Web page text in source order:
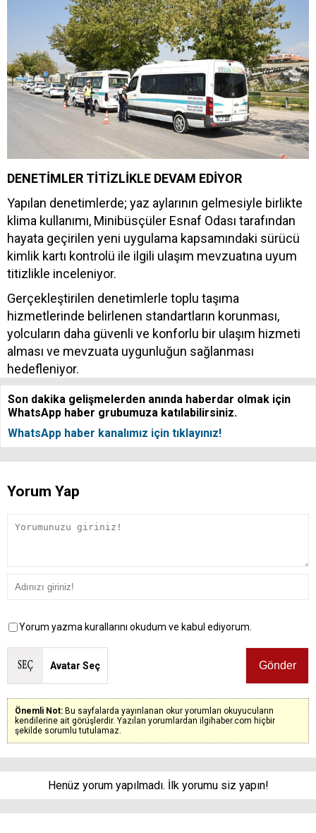
DENETİMLER TİTİZLİKLE DEVAM EDİYOR
Yapılan denetimlerde; yaz aylarının gelmesiyle birlikte
klima kullanımı, Minibüsçüler Esnaf Odası tarafından
hayata geçirilen yeni uygulama kapsamındaki sürücü
kimlik kartı kontrolü ile ilgili ulaşım mevzuatına uyum
titizlikle inceleniyor.
Gerçekleştirilen denetimlerle toplu taşıma
hizmetlerinde belirlenen standartların korunması,
yolcuların daha güvenli ve konforlu bir ulaşım hizmeti
alması ve mevzuata uygunluğun sağlanması
hedefleniyor.
Son dakika gelişmelerden anında haberdar olmak için
WhatsApp haber grubumuza katılabilirsiniz.
WhatsApp haber kanalımız için tıklayınız!
Yorum Yap
Yorum yazma kurallarını okudum ve kabul ediyorum.
Avatar Seç
Önemli Not: Bu sayfalarda yayınlanan okur yorumları okuyucuların
kendilerine ait görüşlerdir. Yazılan yorumlardan ilgihaber.com hiçbir
şekilde sorumlu tutulamaz.
Henüz yorum yapılmadı. İlk yorumu siz yapın!